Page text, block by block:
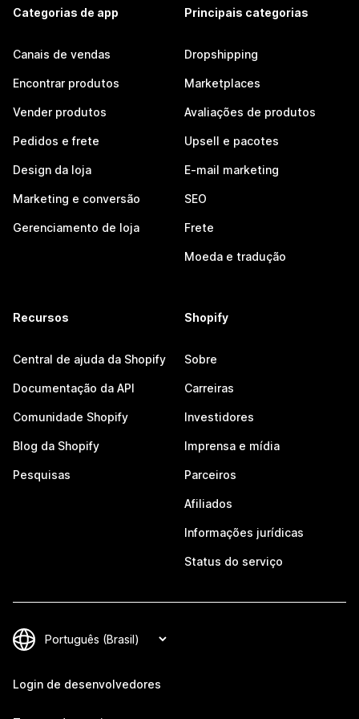
Categorias de app
Canais de vendas
Encontrar produtos
Vender produtos
Pedidos e frete
Design da loja
Marketing e conversão
Gerenciamento de loja
Principais categorias
Dropshipping
Marketplaces
Avaliações de produtos
Upsell e pacotes
E-mail marketing
SEO
Frete
Moeda e tradução
Recursos
Central de ajuda da Shopify
Documentação da API
Comunidade Shopify
Blog da Shopify
Pesquisas
Shopify
Sobre
Carreiras
Investidores
Imprensa e mídia
Parceiros
Afiliados
Informações jurídicas
Status do serviço
Login de desenvolvedores